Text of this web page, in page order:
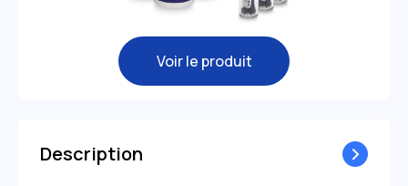
Voir le produit
Description